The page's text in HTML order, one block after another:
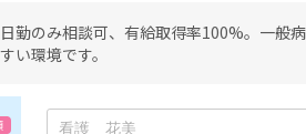
日勤のみ相談可、有給取得率100%。一般
い環境です。